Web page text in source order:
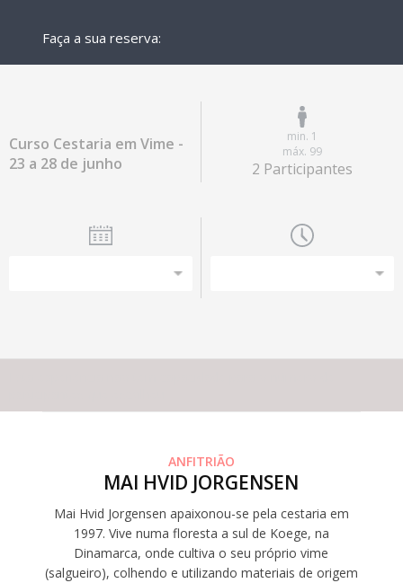
Faça a sua reserva:
Curso Cestaria em Vime -
23 a 28 de junho
min. 1
máx. 99
2 Participantes
ANFITRIÃO
MAI HVID JORGENSEN
Mai Hvid Jorgensen apaixonou-se pela cestaria em
1997. Vive numa floresta a sul de Koege, na
Dinamarca, onde cultiva o seu próprio vime
(salgueiro), colhendo e utilizando materiais de origem